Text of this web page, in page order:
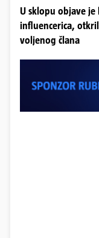
U sklopu objave je
influencerica,
voljenog člana